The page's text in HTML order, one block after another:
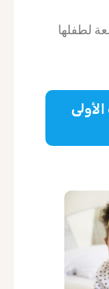
لطفلها